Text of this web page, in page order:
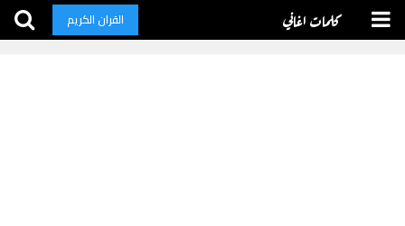
كلمات اغاني القران الكريم